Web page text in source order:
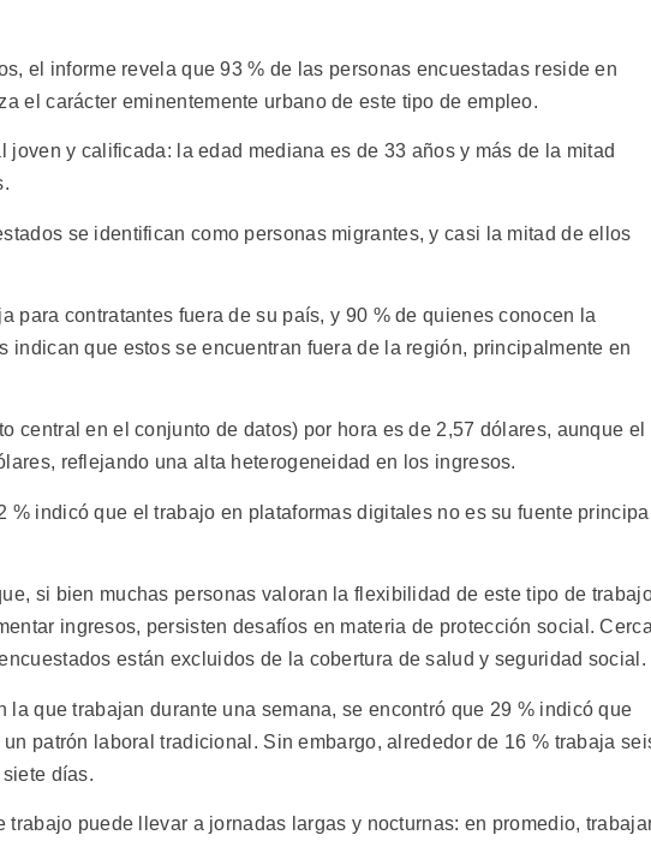
el informe revela que 93 % de las personas encuestadas reside en
el carácter eminentemente urbano de este tipo de empleo.
joven y calificada: la edad mediana es de 33 años y más de la mitad
se identifican como personas migrantes, y casi la mitad de ellos
para contratantes fuera de su país, y 90 % de quienes conocen la
indican que estos se encuentran fuera de la región, principalmente en
central en el conjunto de datos) por hora es de 2,57 dólares, aunque el
reflejando una alta heterogeneidad en los ingresos.
% indicó que el trabajo en plataformas digitales no es su fuente
si bien muchas personas valoran la flexibilidad de este tipo de
ingresos, persisten desafíos en materia de protección social.
están excluidos de la cobertura de salud y seguridad social.
la que trabajan durante una semana, se encontró que 29 % indicó que
patrón laboral tradicional. Sin embargo, alrededor de 16 % trabaja
días.
trabajo puede llevar a jornadas largas y nocturnas: en promedio,